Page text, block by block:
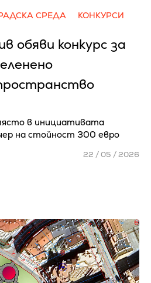
СРЕДА КОНКУРСИ
обяви конкурс за
в инициативата
на стойност 300 евро
22 / 05 / 2026